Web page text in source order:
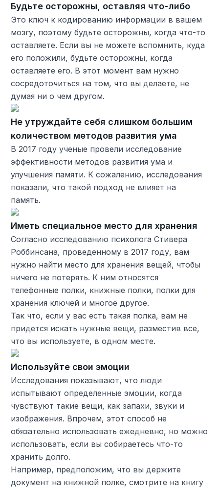
Будьте осторожны, оставляя что-либо
Это ключ к кодированию информации в вашем
мозгу, поэтому будьте осторожны, когда что-то
оставляете. Если вы не можете вспомнить, куда
его положили, будьте осторожны, когда
оставляете его. В этот момент вам нужно
сосредоточиться на том, что вы делаете, не
думая ни о чем другом.
Не утруждайте себя слишком большим
количеством методов развития ума
В 2017 году ученые провели исследование
эффективности методов развития ума и
улучшения памяти. К сожалению, исследования
показали, что такой подход не влияет на
память.
Иметь специальное место для хранения
Согласно исследованию психолога Стивера
Роббинсана, проведенному в 2017 году, вам
нужно найти место для хранения вещей, чтобы
ничего не потерять. К ним относятся
телефонные полки, книжные полки, полки для
хранения ключей и многое другое.
Так что, если у вас есть такая полка, вам не
придется искать нужные вещи, разместив все,
что вы используете, в одном месте.
Используйте свои эмоции
Исследования показывают, что люди
испытывают определенные эмоции, когда
чувствуют такие вещи, как запахи, звуки и
изображения. Впрочем, этот способ не
обязательно использовать ежедневно, но можно
использовать, если вы собираетесь что-то
хранить долго.
Например, предположим, что вы держите
документ на книжной полке, смотрите на книгу